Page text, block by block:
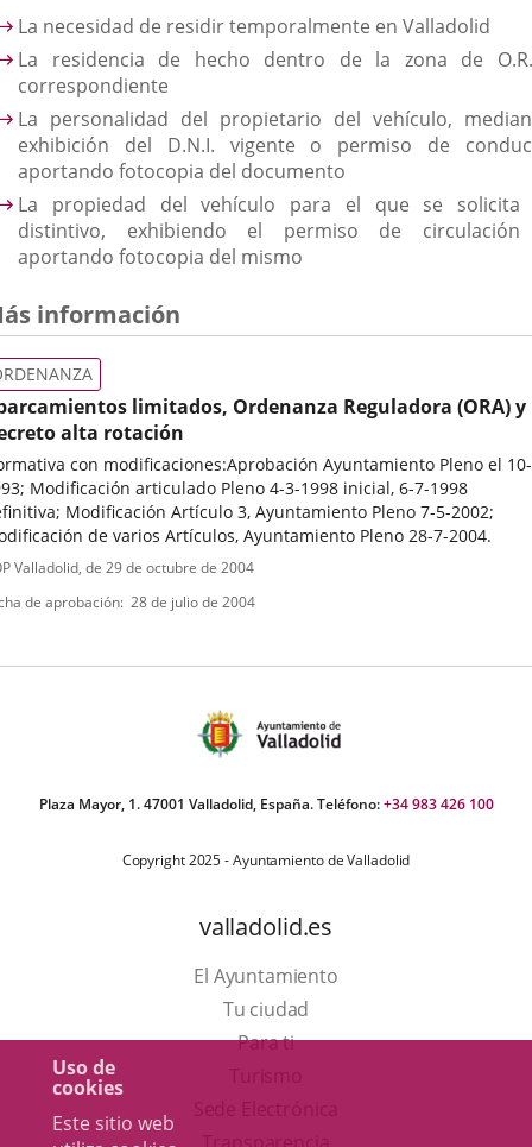
Uso de
cookies
Este sitio web
La necesidad de residir temporalmente en Valladolid
La residencia de hecho dentro de la zona de
correspondiente
La personalidad del propietario del vehículo,
exhibición del D.N.I. vigente o permiso de
aportando fotocopia del documento
La propiedad del vehículo para el que se solicita
distintivo, exhibiendo el permiso de
aportando fotocopia del mismo
información
limitados, Ordenanza Reguladora (ORA) y
alta rotación
con modificaciones:Aprobación Ayuntamiento Pleno el
Modificación articulado Pleno 4-3-1998 inicial, 6-7-1998
Modificación Artículo 3, Ayuntamiento Pleno 7-5-2002;
de varios Artículos, Ayuntamiento Pleno 28-7-2004.
Valladolid, de 29 de octubre de 2004
de aprobación 28 de julio de 2004
Plaza Mayor, 1. 47001 Valladolid, España. Teléfono:+34 983 426 100
Copyright 2025 - Ayuntamiento de Valladolid
valladolid.es
El Ayuntamiento
Tu ciudad
Para ti